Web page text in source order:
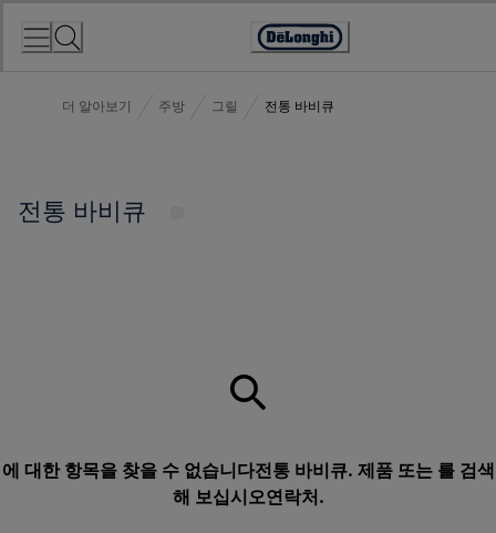
Accessibility
더 알아보기 주방 그릴 전통 바비큐
전통 바비큐
에 대한 항목을 찾을 수 없습니다전통 바비큐. 제품 또는 를 검색
해 보십시오연락처 .